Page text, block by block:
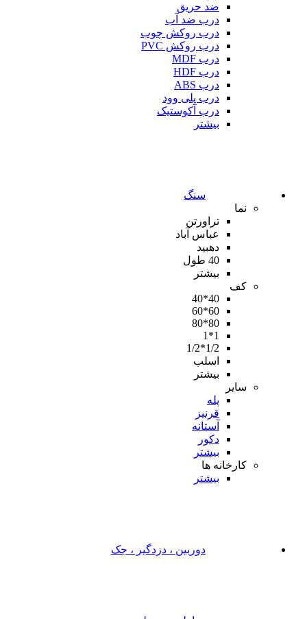
ضد حریق
درب ضد آب
درب روکش چوب
درب روکش PVC
درب MDF
درب HDF
درب ABS
درب پلی وود
درب آکوستیک
بیشتر
سنگ
نما
تراورتن
عباس آباد
دهبید
40 طول
بیشتر
کف
40*40
60*60
80*80
1*1
1/2*1/2
اسلب
بیشتر
سایر
پله
قرنیز
آستانه
دکور
بیشتر
کارخانه ها
بیشتر
دوربین ، دزدگیر ، جک